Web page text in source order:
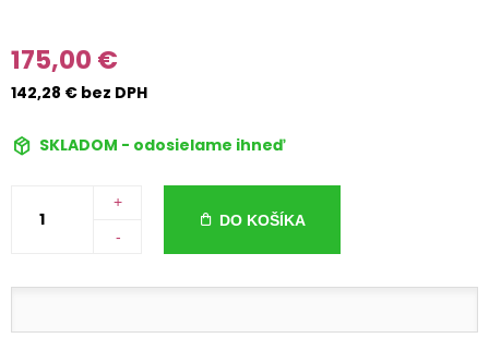
175,00 €
142,28 € bez DPH
SKLADOM - odosielame ihneď
+
-
DO KOŠÍKA